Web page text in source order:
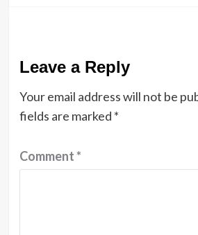
Leave a Reply
Your email address will not be
fields are marked *
Comment*